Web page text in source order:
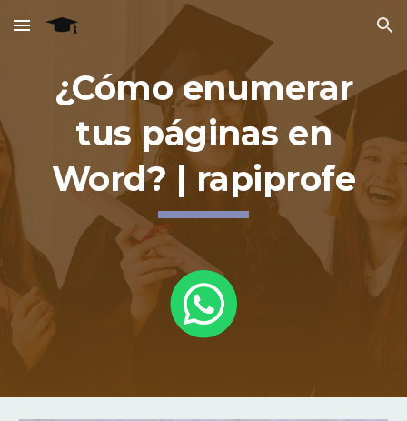
Skip to main content Skip to navigation
¿Cómo enumerar
tus páginas en
Word? | rapiprofe